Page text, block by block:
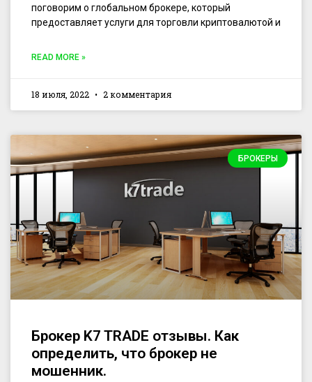
поговорим о глобальном брокере, который
предоставляет услуги для торговли криптовалютой и
READ MORE »
18 июля, 2022 2 комментария
БРОКЕРЫ
Брокер K7 TRADE отзывы. Как
определить, что брокер не
мошенник.